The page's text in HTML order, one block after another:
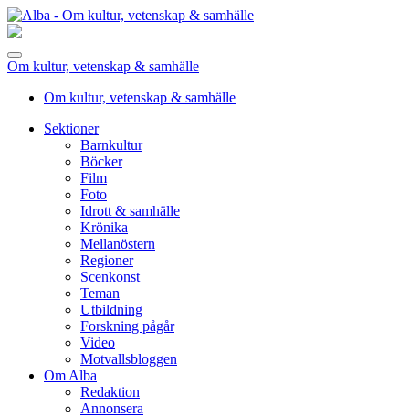
Om kultur, vetenskap & samhälle
Om kultur, vetenskap & samhälle
Sektioner
Barnkultur
Böcker
Film
Foto
Idrott & samhälle
Krönika
Mellanöstern
Regioner
Scenkonst
Teman
Utbildning
Forskning pågår
Video
Motvallsbloggen
Om Alba
Redaktion
Annonsera